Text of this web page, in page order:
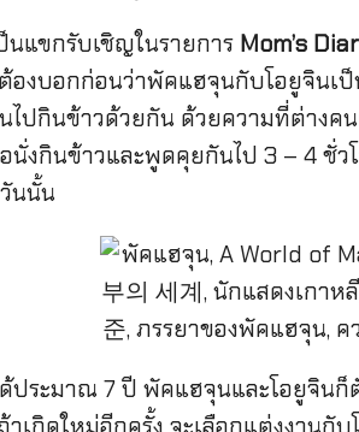
แขกรับเชิญในรายการ Mom’s
ต้องบอกก่อนว่าพัคแฮจุนกับโอยูจิน
ไปกินข้าวด้วยกัน ด้วยความที่ต่างค
นั่งกินข้าวและพูดคุยกันไป 3 – 4 ชั่ว
นนั้น
ประมาณ 7 ปี พัคแฮจุนและโอยูจิน